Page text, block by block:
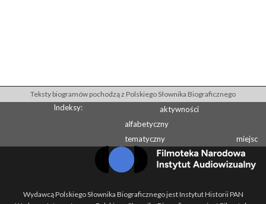
Teksty biogramów pochodzą z Polskiego Słownika Biograficznego
Indeksy:
aktywności
alfabetyczny
tematyczny
miejsc
Wydawcą Polskiego Słownika Biograficznego jest Instytut Historii PAN